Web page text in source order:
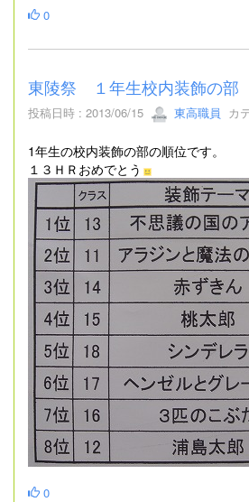
0
東陵祭 １年生校内装飾の
投稿日時 : 2013/06/15 東高職員 カ
1年生の校内装飾の部の順位です。
１３ＨＲおめでとう
0